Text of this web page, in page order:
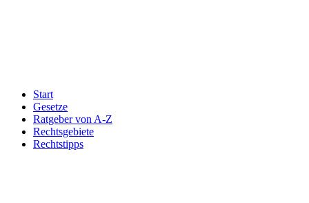
Start
Gesetze
Ratgeber von A-Z
Rechtsgebiete
Rechtstipps